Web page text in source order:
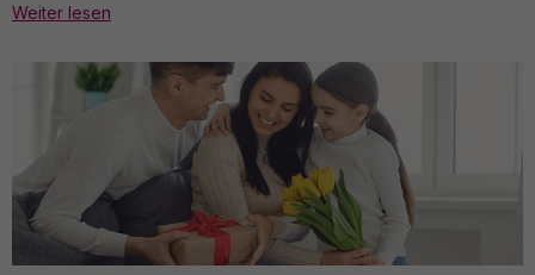
Weiter lesen